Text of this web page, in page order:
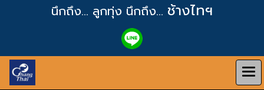
นึกถึง... ลูกทุ่ง นึกถึง... ช้างไทฯ